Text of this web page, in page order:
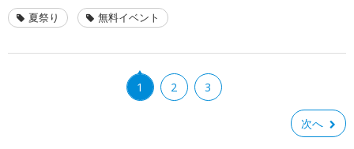
夏祭り 無料イベント
1 2 3
次へ